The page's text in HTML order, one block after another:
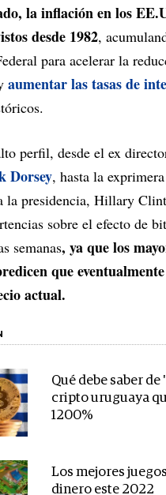
la inflación en los
desde 1982,
para acelerar la
aumentar las tasas de
perfil, desde el ex
Dorsey, hasta la
la presidencia, Hillary
sobre el efecto de
semanas, ya que los
que
actual.
Qué debe saber
cripto uruguaya
1200%
Los mejores
dinero este 2022